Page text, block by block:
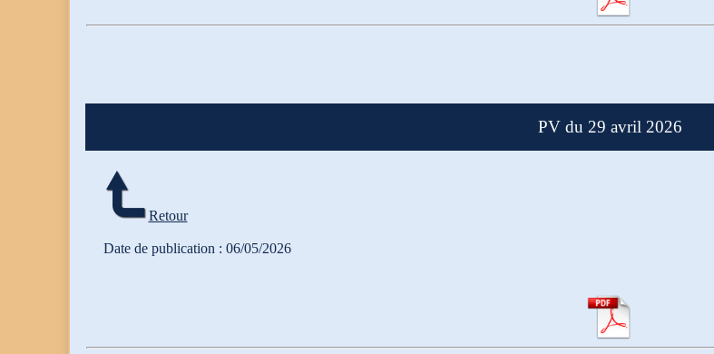
PV du 29 avril 2026
Retour
Date de publication : 06/05/2026